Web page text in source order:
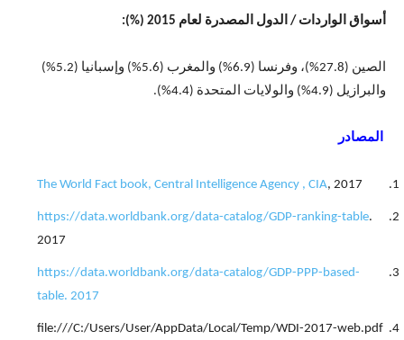
أسواق الواردات / الدول المصدرة لعام 2015 (%):
الصين (27.8%)، وفرنسا (6.9%) والمغرب (5.6%) وإسبانيا (5.2%)
والبرازيل (4.9%) والولايات المتحدة (4.4%).
المصادر
The World Fact book, Central Intelligence Agency , CIA, 2017
https://data.worldbank.org/data-catalog/GDP-ranking-table.
2017
https://data.worldbank.org/data-catalog/GDP-PPP-based-
table. 2017
file:///C:/Users/User/AppData/Local/Temp/WDI-2017-web.pdf